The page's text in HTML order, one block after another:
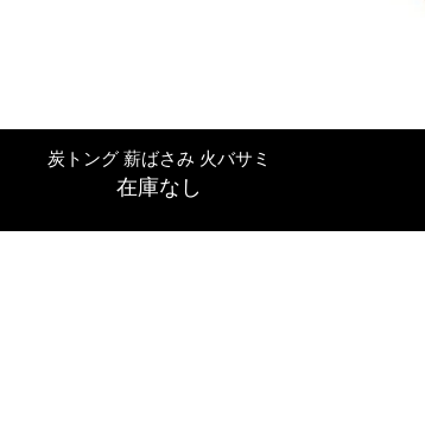
クイックビュー
炭トング 薪ばさみ 火バサミ
在庫なし